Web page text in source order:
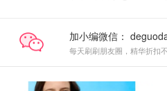
加小编微信：
每天刷刷朋友圈，精华折扣